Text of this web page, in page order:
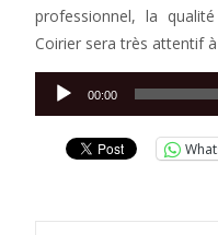
professionnel, la
Coirier sera très attentif
Lecteur
audio
00:00